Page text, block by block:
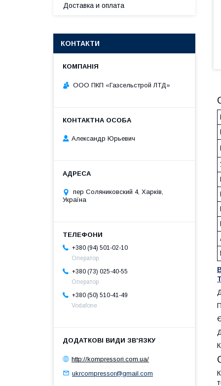
Доставка и оплата
КОНТАКТИ
ООО ПКП «Газсельстрой ЛТД»
Александр Юрьевич
пер Соляниковский 4, Харків,
Україна
+380 (94) 501-02-10
Оператор
+380 (73) 025-40-55
Оператор
+380 (50) 510-41-49
Vodafone
http://kompressori.com.ua/
ukrcompressor@gmail.com